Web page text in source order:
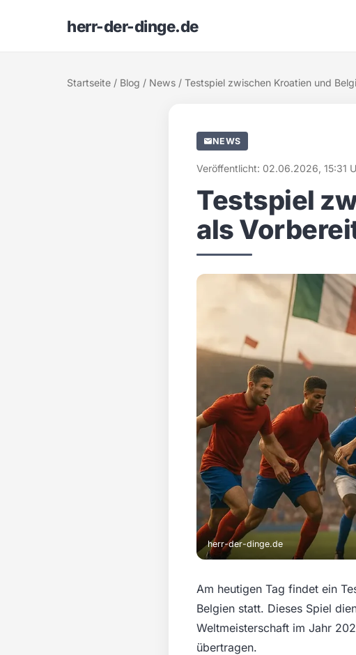
herr-der-dinge.de
Startseite / Blog / News / Testspiel zwischen Kroatien und
NEWS
Veröffentlicht: 02.06.2026, 15:31
Testspiel
als
herr-der-dinge.de
Am heutigen Tag findet ein
Belgien statt. Dieses Spiel
Weltmeisterschaft im Jahr
übertragen.